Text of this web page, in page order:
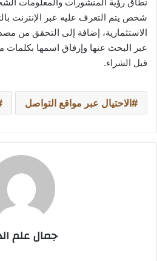
شخص يتم التعرف عليه عبر الإنترنت
الاستثمارية، إضافة إلى التحقق من
عبر البحث عنها وإرفاق اسمها بكلمات
قبل الشراء.
الاحتيال عبر مواقع التواصل
جمال علم